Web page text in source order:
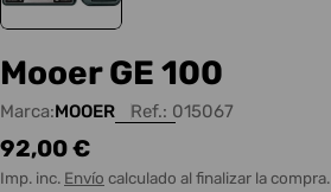
Mooer GE 100
Marca:MOOER Ref.: 015067
Precio
habitual
92,00 €
Imp. inc. Envío calculado al finalizar la compra.